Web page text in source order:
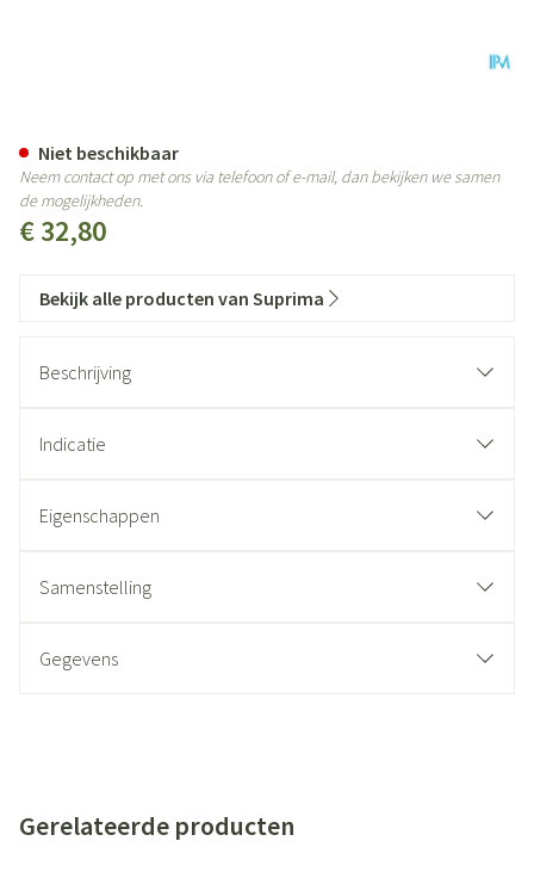
€ 32,80
Niet beschikbaar
Neem contact op met ons via telefoon of e-mail, dan bekijken we samen
de mogelijkheden.
Bekijk alle producten van Suprima
Beschrijving
Indicatie
Eigenschappen
Samenstelling
Gegevens
Gerelateerde producten